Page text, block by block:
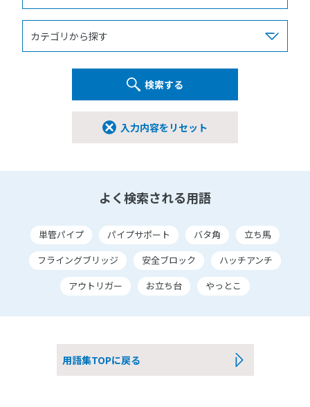
入力内容をリセット
検索する
よく検索される用語
単管パイプ パイプサポート バタ角
立ち馬
フライングブリッジ
安全ブロック
ハッチアンチ
アウトリガー
お立ち台 やっとこ
用語集TOPに戻る